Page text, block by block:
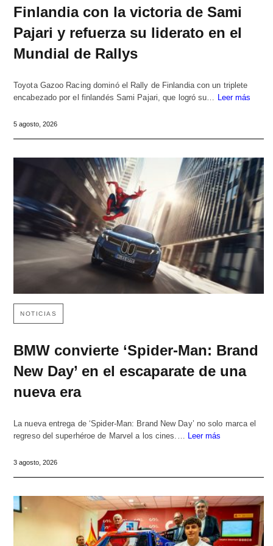
Finlandia con la victoria de Sami
Pajari y refuerza su liderato en el
Mundial de Rallys
Toyota Gazoo Racing dominó el Rally de Finlandia con un triplete
encabezado por el finlandés Sami Pajari, que logró su… Leer más
5 agosto, 2026
NOTICIAS
BMW convierte ‘Spider-Man: Brand
New Day’ en el escaparate de una
nueva era
La nueva entrega de ‘Spider-Man: Brand New Day’ no solo marca el
regreso del superhéroe de Marvel a los cines.… Leer más
3 agosto, 2026